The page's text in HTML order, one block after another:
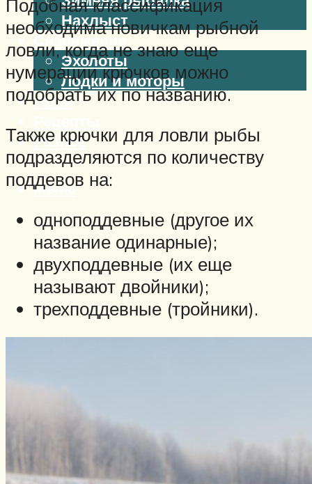
Нахлыст
Снаряжение
Эхолоты
Лодки и моторы
Узлы
Разное
Меню
Подобная классификация
необходима новичкам рыбной
ловли, когда не знаю еще
нумерации крючков можно
подобрать их по названию.
Также крючки для ловли рыбы
подразделяются по количеству
поддевов на:
одноподдевные (другое их
название одинарные);
двухподдевные (их еще
называют двойники);
трехподдевные (тройники).